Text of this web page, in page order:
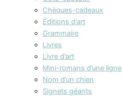
Chèques-cadeaux
Éditions d’art
Grammaire
Livres
Livre d’art
Mini-romans d’une ligne
Nom d’un chien
Signets géants